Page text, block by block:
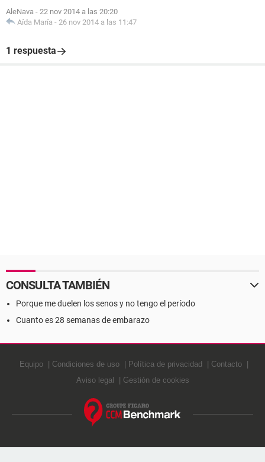
AleNava - 22 nov 2014 a las 20:20
Aída María - 26 nov 2014 a las 11:47
1 respuesta
CONSULTA TAMBIÉN
Porque me duelen los senos y no tengo el período
Cuanto es 28 semanas de embarazo
Equipo Condiciones de uso Política de privacidad
Contacto
Aviso legal
Gestión de cookies